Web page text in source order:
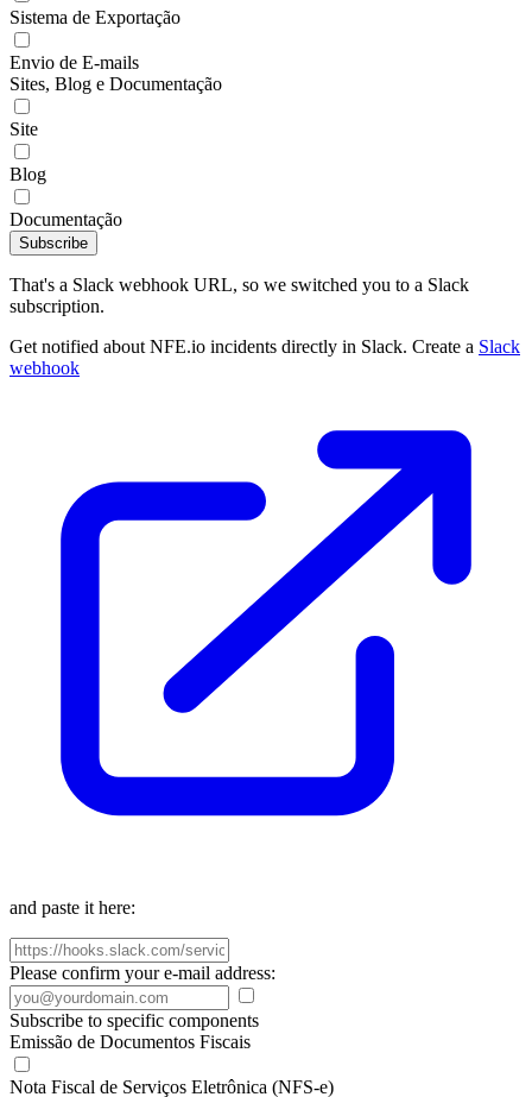
Sistema de Exportação
Envio de E-mails
Sites, Blog e Documentação
Site
Blog
Documentação
Subscribe
That's a Slack webhook URL, so we switched you to a Slack
subscription.
Get notified about NFE.io incidents directly in Slack. Create a Slack
webhook
and paste it here:
Please confirm your e-mail address:
Subscribe to specific components
Emissão de Documentos Fiscais
Nota Fiscal de Serviços Eletrônica (NFS-e)